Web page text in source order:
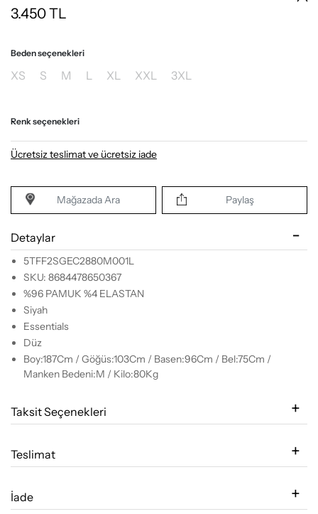
3.450TL
Beden seçenekleri
XS S M L XL XXL 3XL
Renk seçenekleri
Ücretsiz teslimat ve ücretsiz iade
Mağazada Ara Paylaş
Detaylar
5TFF2SGEC2880M001L
SKU: 8684478650367
%96 PAMUK %4 ELASTAN
Siyah
Essentials
Düz
Boy:187Cm / Göğüs:103Cm / Basen:96Cm / Bel:75Cm /
Manken Bedeni:M / Kilo:80Kg
Taksit Seçenekleri
Teslimat
İade